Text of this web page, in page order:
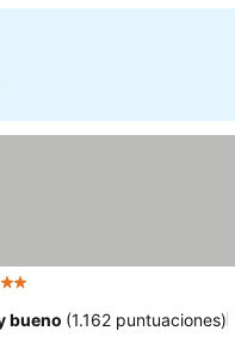
bueno (1.162 puntuaciones)